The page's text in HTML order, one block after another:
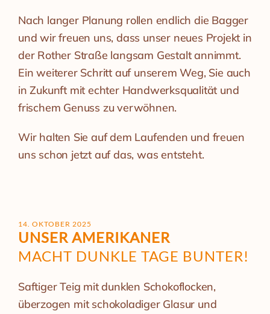
Nach langer Planung rollen endlich die Bagger
und wir freuen uns, dass unser neues Projekt in
der Rother Straße langsam Gestalt annimmt.
Ein weiterer Schritt auf unserem Weg, Sie auch
in Zukunft mit echter Handwerksqualität und
frischem Genuss zu verwöhnen.
Wir halten Sie auf dem Laufenden und freuen
uns schon jetzt auf das, was entsteht.
14. OKTOBER 2025
UNSER AMERIKANER
MACHT DUNKLE TAGE BUNTER!
Saftiger Teig mit dunklen Schokoflocken,
überzogen mit schokoladiger Glasur und